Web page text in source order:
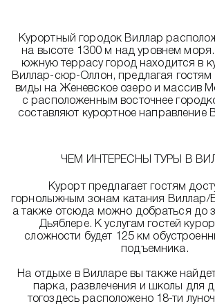
Курортный городок Виллар
на высоте 1300 м над уровнем
южную террасу город находится в
Виллар-сюр-Оллон, предлагая
виды на Женевское озеро и массив
с расположенным восточнее
составляют курортное направление
ЧЕМ ИНТЕРЕСНЫ ТУРЫ В
Курорт предлагает гостям
горнолыжным зонам катания Виллар/
а также отсюда можно добраться до
Дьяблере. К услугам гостей
сложности будет 125 км
подъемника.
На отдыхе в Вилларе вы также
парка, развлечения и школы для
тогоздесь расположено 18-ти